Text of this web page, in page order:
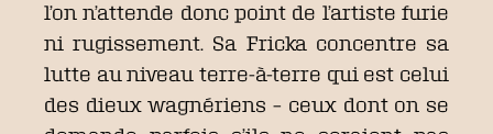
l’on n’attende donc point de l’artiste furie
ni rugissement. Sa Fricka concentre sa
lutte au niveau terre-à-terre qui est celui
des dieux wagnériens – ceux dont on se